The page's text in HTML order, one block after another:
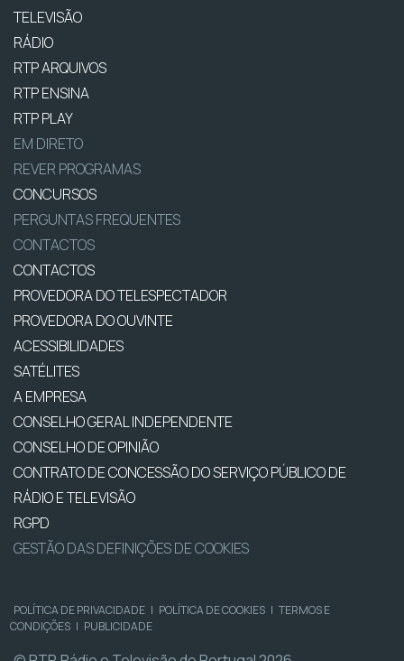
TELEVISÃO
RÁDIO
RTP ARQUIVOS
RTP ENSINA
RTP PLAY
EM DIRETO
REVER PROGRAMAS
CONCURSOS
PERGUNTAS FREQUENTES
CONTACTOS
CONTACTOS
PROVEDORA DO TELESPECTADOR
PROVEDORA DO OUVINTE
ACESSIBILIDADES
SATÉLITES
A EMPRESA
CONSELHO GERAL INDEPENDENTE
CONSELHO DE OPINIÃO
CONTRATO DE CONCESSÃO DO SERVIÇO PÚBLICO DE
RÁDIO E TELEVISÃO
RGPD
GESTÃO DAS DEFINIÇÕES DE COOKIES
POLÍTICA DE PRIVACIDADE | POLÍTICA DE COOKIES | TERMOS E
CONDIÇÕES | PUBLICIDADE